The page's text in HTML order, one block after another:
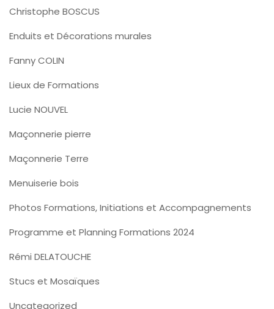
Christophe BOSCUS
Enduits et Décorations murales
Fanny COLIN
Lieux de Formations
Lucie NOUVEL
Maçonnerie pierre
Maçonnerie Terre
Menuiserie bois
Photos Formations, Initiations et Accompagnements
Programme et Planning Formations 2024
Rémi DELATOUCHE
Stucs et Mosaïques
Uncategorized